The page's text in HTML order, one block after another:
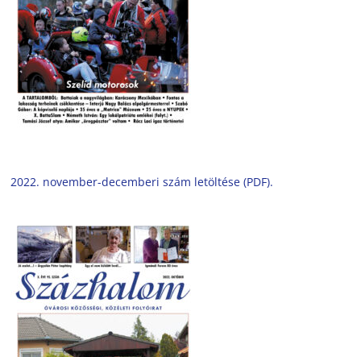
2022. november-decemberi szám letöltése (PDF).